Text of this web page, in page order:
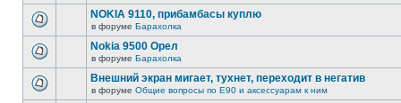
NOKIA 9110, прибамбасы куплю
в форуме Барахолка
Nokia 9500 Орел
в форуме Барахолка
Внешний экран мигает, тухнет, переходит в негатив
в форуме Общие вопросы по E90 и аксессуарам к ним